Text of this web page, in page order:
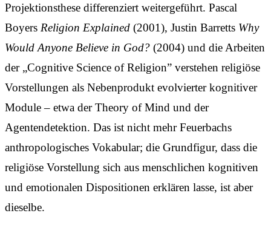
Projektionsthese differenziert weitergeführt. Pascal
Boyers Religion Explained (2001), Justin Barretts Why
Would Anyone Believe in God? (2004) und die Arbeiten
der „Cognitive Science of Religion” verstehen religiöse
Vorstellungen als Nebenprodukt evolvierter kognitiver
Module – etwa der Theory of Mind und der
Agentendetektion. Das ist nicht mehr Feuerbachs
anthropologisches Vokabular; die Grundfigur, dass die
religiöse Vorstellung sich aus menschlichen kognitiven
und emotionalen Dispositionen erklären lasse, ist aber
dieselbe.